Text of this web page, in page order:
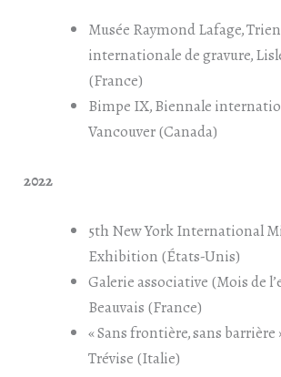
Musée Raymond Lafage,
internationale de gravure,
(France)
Bimpe IX, Biennale
Vancouver (Canada)
2022
5th New York International
Exhibition (États-Unis)
Galerie associative (Mois de
Beauvais (France)
« Sans frontière, sans
Trévise (Italie)